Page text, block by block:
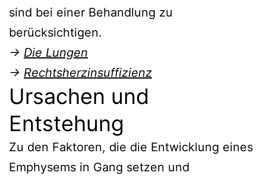
sind bei einer Behandlung zu
berücksichtigen.
→ Die Lungen
→ Rechtsherzinsuffizienz
Ursachen und
Entstehung
Zu den Faktoren, die die Entwicklung eines
Emphysems in Gang setzen und